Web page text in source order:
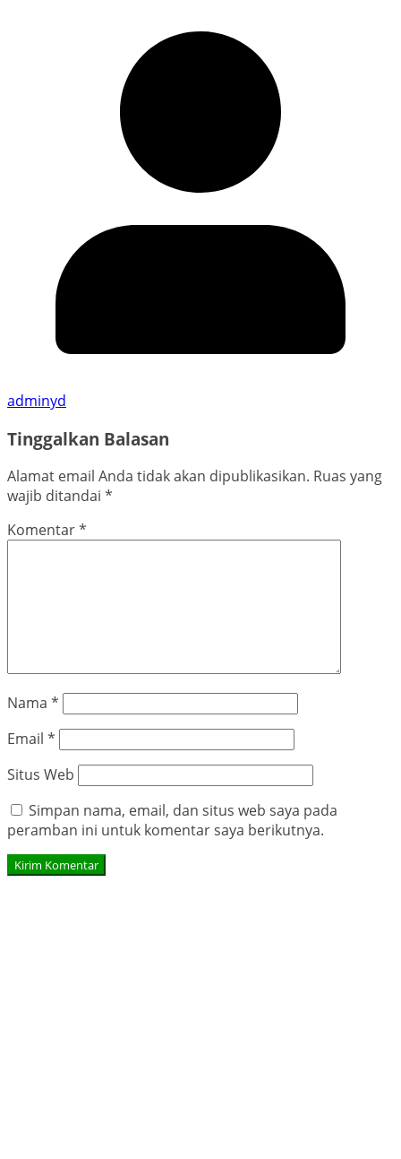
adminyd
Tinggalkan Balasan
Alamat email Anda tidak akan dipublikasikan. Ruas yang
wajib ditandai *
Komentar*
Nama *
Email *
Situs Web
Simpan nama, email, dan situs web saya pada
peramban ini untuk komentar saya berikutnya.